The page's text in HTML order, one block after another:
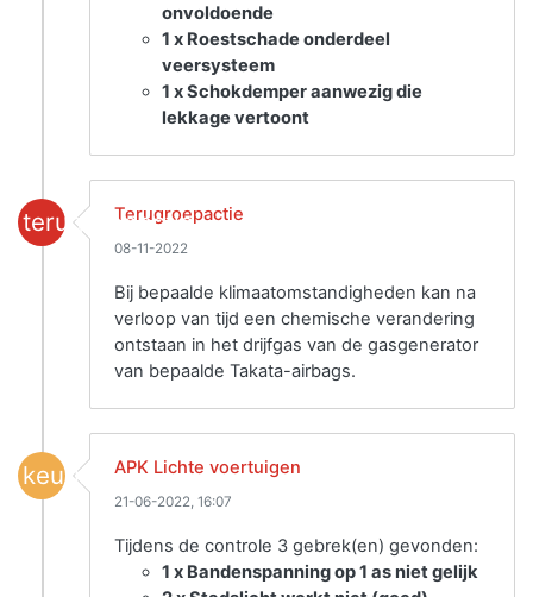
onvoldoende
1 x Roestschade onderdeel
veersysteem
1 x Schokdemper aanwezig die
lekkage vertoont
terugroepactie
Terugroepactie
08-11-2022
Bij bepaalde klimaatomstandigheden kan na
verloop van tijd een chemische verandering
ontstaan in het drijfgas van de gasgenerator
van bepaalde Takata-airbags.
keuring APK Lichte voertuigen
21-06-2022, 16:07
Tijdens de controle 3 gebrek(en) gevonden:
1 x Bandenspanning op 1 as niet gelijk